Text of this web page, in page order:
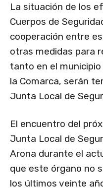
La situación de los
Cuerpos de
cooperación entre
otras medidas para
tanto en el
la Comarca, serán
Junta Local de
El encuentro del
Junta Local de
Arona durante el
que este órgano no
los últimos veinte